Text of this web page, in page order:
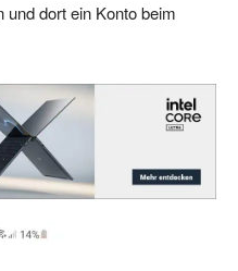
dort ein Konto beim